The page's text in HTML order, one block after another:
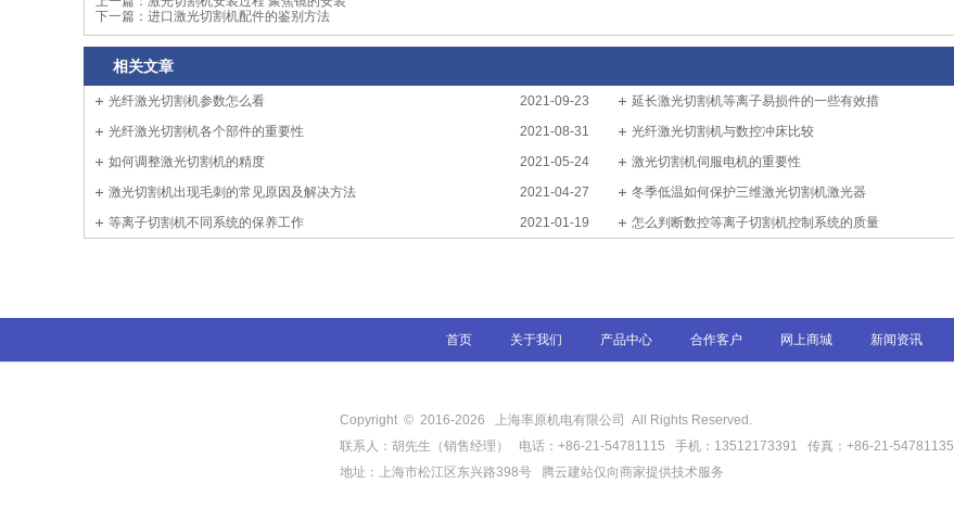
下一篇： 进口激光切割机配件的鉴别方法
相关文章
2021-09-23
光纤激光切割机参数怎么看
延长激光切割机等离子易损件的一些有效措
2021-08-31
光纤激光切割机各个部件的重要性
光纤激光切割机与数控冲床比较
2021-05-24
如何调整激光切割机的精度
激光切割机伺服电机的重要性
2021-04-27
激光切割机出现毛刺的常见原因及解决方法
冬季低温如何保护三维激光切割机激光器
2021-01-19
等离子切割机不同系统的保养工作 怎么判断数控等离子切割机控制系统的质量
首页 关于我们 产品中心 合作客户 网上商城 新闻资讯
Copyright © 2016-2026
上海率原机电有限公司 All Rights Reserved.
联系人：胡先生（销售经理） 电话：+86-21-54781115 手机：13512173391 传真：+86-21-54781135
地址：上海市松江区东兴路398号
腾云建站仅向商家提供技术服务